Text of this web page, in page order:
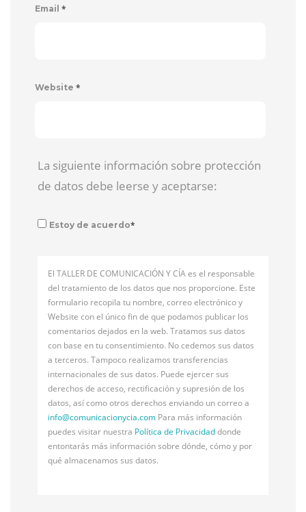
Email *
Website *
La siguiente información sobre protección
de datos debe leerse y aceptarse:
Estoy de acuerdo*
El TALLER DE COMUNICACIÓN Y CÍA es el responsable
del tratamiento de los datos que nos proporcione. Este
formulario recopila tu nombre, correo electrónico y
Website con el único fin de que podamos publicar los
comentarios dejados en la web. Tratamos sus datos
con base en tu consentimiento. No cedemos sus datos
a terceros. Tampoco realizamos transferencias
internacionales de sus datos. Puede ejercer sus
derechos de acceso, rectificación y supresión de los
datos, así como otros derechos enviando un correo a
info@comunicacionycia.com Para más información
puedes visitar nuestra Política de Privacidaddonde
entontarás más información sobre dónde, cómo y por
qué almacenamos sus datos.